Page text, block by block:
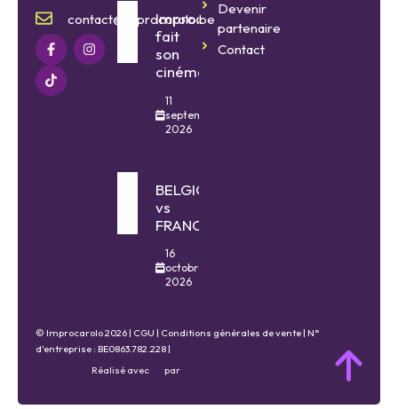
contact@improcarolo.be
Improcarolo
fait
son
cinéma
11
septembre
2026
BELGIQUE
vs
FRANCE
16
octobre
2026
Devenir
partenaire
Contact
© Improcarolo 2026 | CGU | Conditions générales de vente | N°
d'entreprise : BE0863.782.228 |